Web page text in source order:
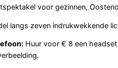
voor gezinnen,
langs zeven indrukwekkende
Huur voor € 8 een